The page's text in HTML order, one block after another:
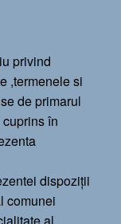
privind
,termenele si
de primarul
în
dispoziţii
comunei